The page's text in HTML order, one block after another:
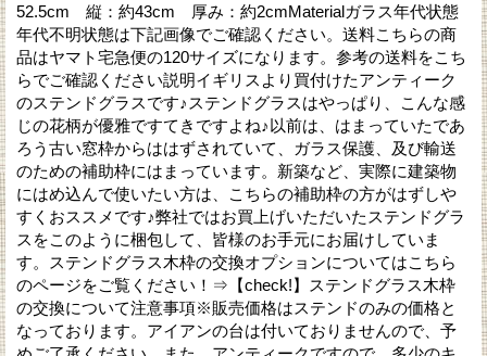
52.5cm 縦：約43cm 厚み：約2cmMaterialガラス年代状態
年代不明状態は下記画像でご確認ください。送料こちらの商
品はヤマト宅急便の120サイズになります。参考の送料をこち
らでご確認ください説明イギリスより買付けたアンティーク
のステンドグラスです♪ステンドグラスはやっぱり、こんな感
じの花柄が優雅ですてきですよね♪以前は、はまっていたであ
ろう古い窓枠からははずされていて、ガラス保護、及び輸送
のための補助枠にはまっています。新築など、実際に建築物
にはめ込んで使いたい方は、こちらの補助枠の方がはずしや
すくおススメです♪弊社ではお買上げいただいたステンドグラ
スをこのように梱包して、皆様のお手元にお届けしていま
す。ステンドグラス木枠の交換オプションについてはこちら
のページをご覧ください！⇒【check!】ステンドグラス木枠
の交換について注意事項※販売価格はステンドのみの価格と
なっております。アイアンの台は付いておりませんので、予